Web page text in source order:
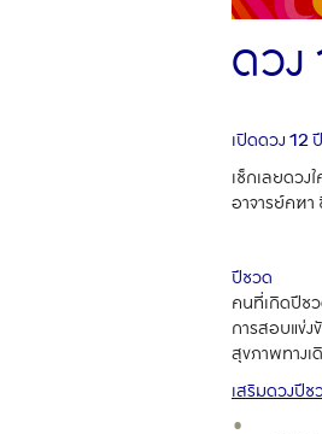
ดวง
เปิดดวง 12
เช็กเลยดวง
อาจารย์คฑา
ปีชวด
คนที่เกิดปีชว
การสอบแข่ง
สุขภาพทางเ
เสริมดวงปีช